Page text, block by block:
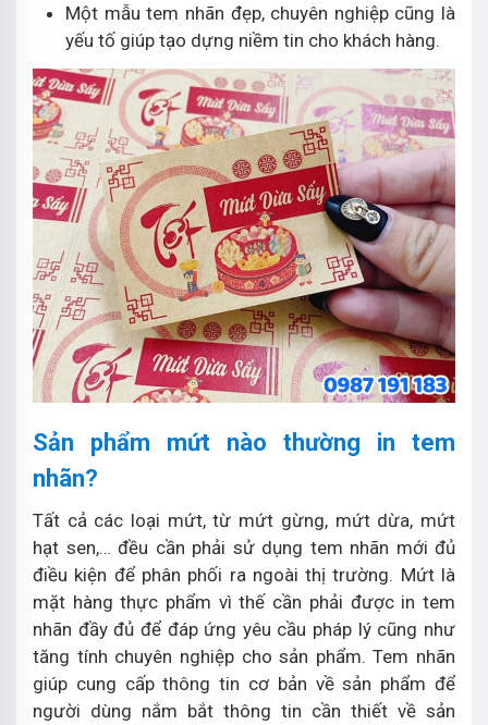
Một mẫu tem nhãn đẹp, chuyên nghiệp cũng là
yếu tố giúp tạo dựng niềm tin cho khách hàng.
Sản phẩm mứt nào thường in tem
nhãn?
Tất cả các loại mứt, từ mứt gừng, mứt dừa, mứt
hạt sen,… đều cần phải sử dụng tem nhãn mới đủ
điều kiện để phân phối ra ngoài thị trường. Mứt là
mặt hàng thực phẩm vì thế cần phải được in tem
nhãn đầy đủ để đáp ứng yêu cầu pháp lý cũng như
tăng tính chuyên nghiệp cho sản phẩm. Tem nhãn
giúp cung cấp thông tin cơ bản về sản phẩm để
người dùng nắm bắt thông tin cần thiết về sản